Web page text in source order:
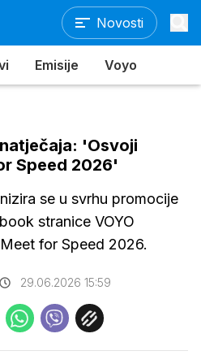
Novosti
Emisije Voyo
'Osvoji
Speed 2026'
se u svrhu promocije
stranice VOYO
for Speed 2026.
29.06.2026 15:59